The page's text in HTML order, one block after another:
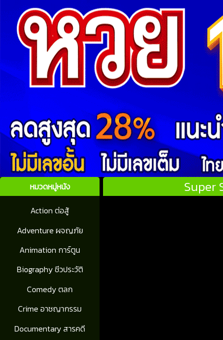
หมวดหมู่หนัง
Action ต่อสู้
Adventure ผจญภัย
Animation การ์ตูน
Biography ชีวประวัติ
Comedy ตลก
Crime อาชญากรรม
Documentary สารคดี
Super